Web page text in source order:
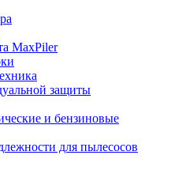
MaxPiler
защиты
и бензиновые
для пылесосов